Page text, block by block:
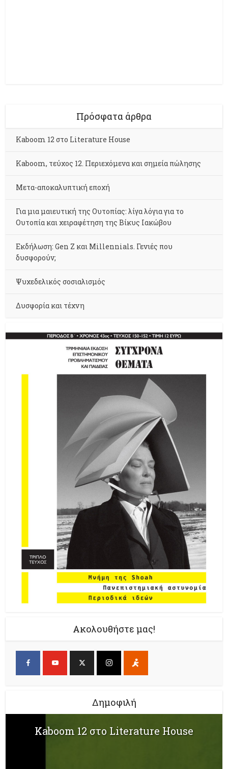
Πρόσφατα άρθρα
Kaboom 12 στο Literature House
Kaboom, τεύχος 12. Περιεχόμενα και σημεία πώλησης
Μετα-αποκαλυπτική εποχή
Για μια μαιευτική της Ουτοπίας: λίγα λόγια για το
Ουτοπία και χειραφέτηση της Βίκυς Ιακώβου
Εκδήλωση: Gen Z και Millennials. Γενιές που
δυσφορούν;
Ψυχεδελικός σοσιαλισμός
Δυσφορία και τέχνη
Ακολουθήστε μας!
Δημοφιλή
Kaboom 12 στο Literature House